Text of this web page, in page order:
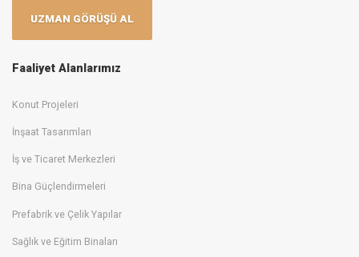
UZMAN GÖRÜŞÜ AL
Faaliyet Alanlarımız
Konut Projeleri
İnşaat Tasarımları
İş ve Ticaret Merkezleri
Bina Güçlendirmeleri
Prefabrik ve Çelik Yapılar
Sağlık ve Eğitim Binaları